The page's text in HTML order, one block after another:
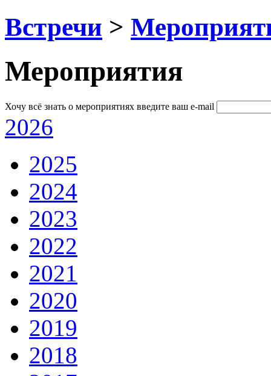
Встречи >
Мероприятия
Хочу всё знать о мероприятиях введите ваш e-mail
2026
2025
2024
2023
2022
2021
2020
2019
2018